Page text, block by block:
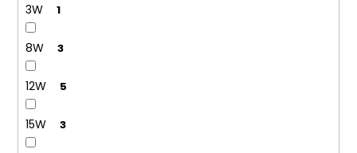
3W 1
8W 3
12W 5
15W 3